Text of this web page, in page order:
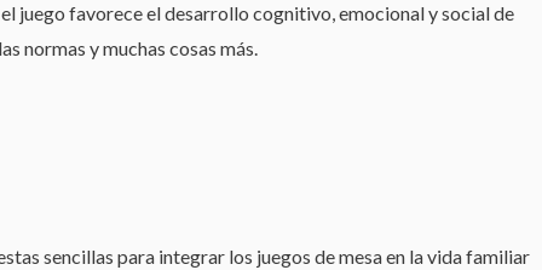
juego favorece el desarrollo cognitivo, emocional y social de
normas y muchas cosas más.
sencillas para integrar los juegos de mesa en la vida familiar